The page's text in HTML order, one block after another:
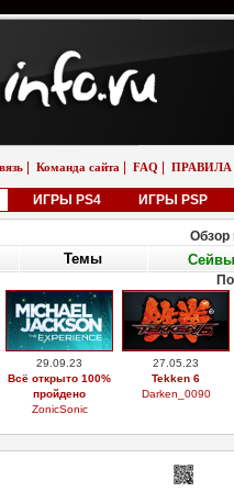
Команда сайта FAQ ПРАВИЛА
ИГРЫ PS4 ИГРЫ PSP
Обзор
Темы Сейвы
29.09.23
Всё открыто 100%
пройдено
ZonicSonic
27.05.23
Tekken 6
Darken_0090